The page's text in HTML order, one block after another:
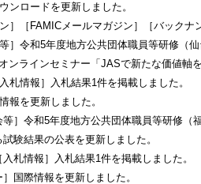
ンロードを更新しました。
］［FAMICメールマガジン］［バックナ
］令和5年度地方公共団体職員等研修（
ンラインセミナー「JASで新たな価値軸
札情報］入札結果1件を掲載しました。
報を更新しました。
等］令和5年度地方公共団体職員等研修（
験結果の公表を更新しました。
入札情報］入札結果1件を掲載しました。
］国際情報を更新しました。